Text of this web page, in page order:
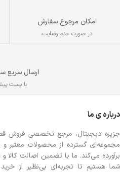
امکان مرجوع سفارش
در صورت عدم رضایت
ارسال سریع
با پست
درباره ی ما
جزیره دیجیتال، مرجع تخصصی فروش
مجموعه‌ای گسترده از محصولات معتبر و
برآورده می‌کند. ما با تضمین اصالت
شما هستیم تا تجربه‌ای بی‌نظیر از خرید